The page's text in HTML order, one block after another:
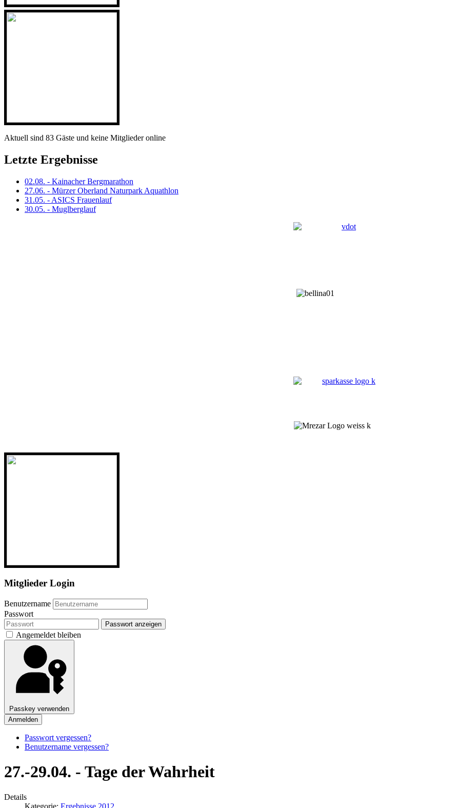
Aktuell sind 83 Gäste und keine Mitglieder online
Letzte Ergebnisse
02.08. - Kainacher Bergmarathon
27.06. - Mürzer Oberland Naturpark Aquathlon
31.05. - ASICS Frauenlauf
30.05. - Muglberglauf
Mitglieder Login
Benutzername
Passwort
Passwort anzeigen
Angemeldet bleiben
Passkey verwenden
Anmelden
Passwort vergessen?
Benutzername vergessen?
27.-29.04. - Tage der Wahrheit
Details
Kategorie: Ergebnisse 2012